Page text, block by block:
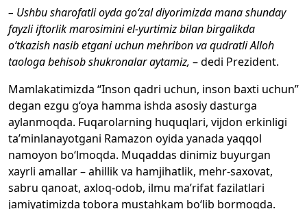
– Ushbu sharofatli oyda go‘zal diyorimizda mana shunday
fayzli iftorlik marosimini el-yurtimiz bilan birgalikda
o‘tkazish nasib etgani uchun mehribon va qudratli Alloh
taologa behisob shukronalar aytamiz, – dedi Prezident.
Mamlakatimizda “Inson qadri uchun, inson baxti uchun”
degan ezgu g‘oya hamma ishda asosiy dasturga
aylanmoqda. Fuqarolarning huquqlari, vijdon erkinligi
ta’minlanayotgani Ramazon oyida yanada yaqqol
namoyon bo‘lmoqda. Muqaddas dinimiz buyurgan
xayrli amallar – ahillik va hamjihatlik, mehr-saxovat,
sabru qanoat, axloq-odob, ilmu ma’rifat fazilatlari
jamiyatimizda tobora mustahkam bo‘lib bormoqda.